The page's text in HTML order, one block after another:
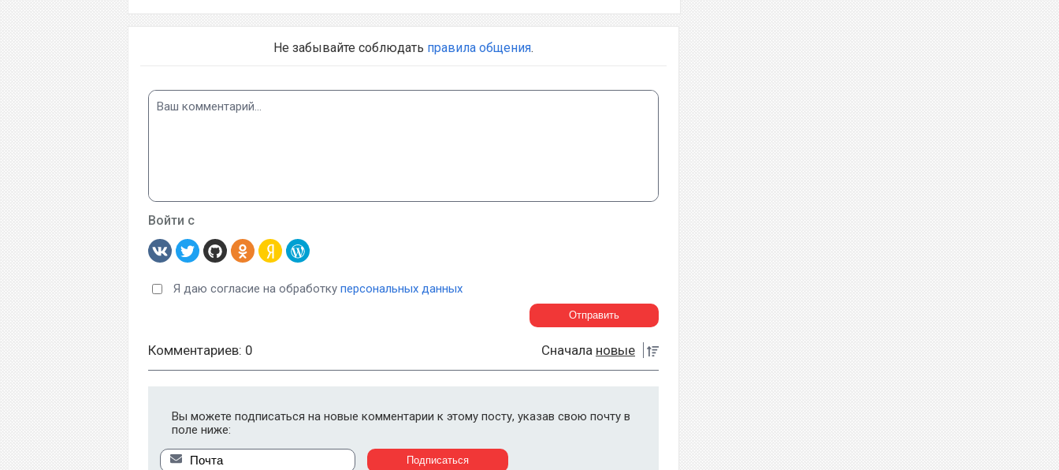
Не забывайте соблюдать правила общения.
Войти с
Я даю согласие на обработку персональных данных
Комментариев: 0 Сначала новые
Вы можете подписаться на новые комментарии к этому посту, указав свою почту в
поле ниже: